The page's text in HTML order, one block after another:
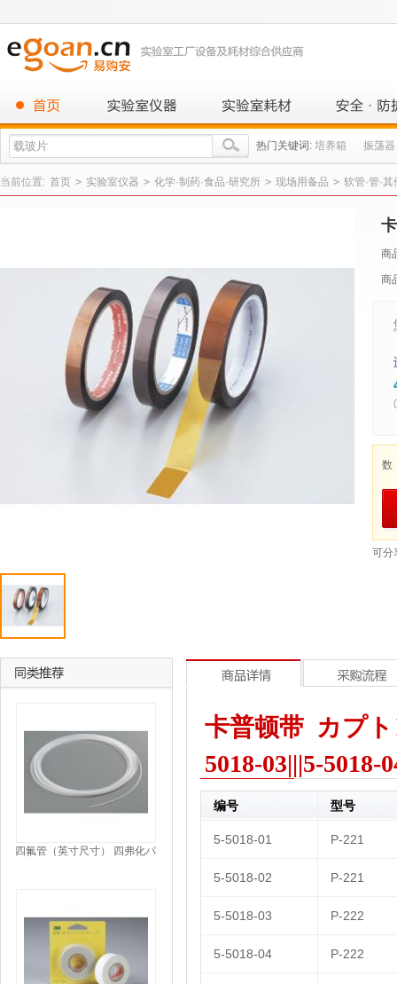
热门关键词: 培养箱 振荡器
当前位置: 首页 > 实验室仪器 > 化学·制药·食品·研究所 > 现场用备品 > 软管·管·
商
商
数
可分
卡普顿带 カプト
5018-03|||5-5018-
编号 型号
5-5018-01 P-221
5-5018-02 P-221
5-5018-03 P-222
5-5018-04 P-222
四氟管（英寸尺寸） 四弗化パ